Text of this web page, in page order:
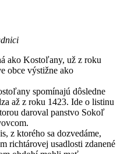
ako Kostoľany, už z roku
obce výstižne ako
spomínajú dôsledne
až z roku 1423. Ide o listinu
daroval panstvo Sokoľ
z ktorého sa dozvedáme,
richtárovej usadlosti zdanené